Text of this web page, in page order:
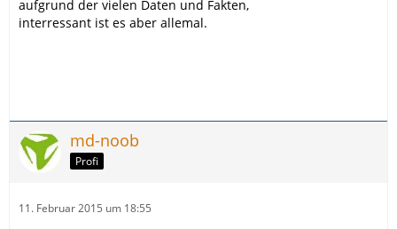
aufgrund der vielen Daten und Fakten,
interressant ist es aber allemal.
md-noob
Profi
11. Februar 2015 um 18:55